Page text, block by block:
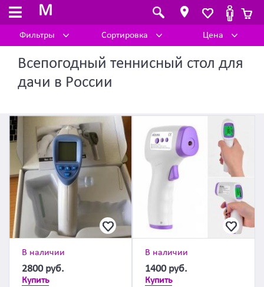
M
Фильтры Сортировка Цена
Всепогодный теннисный стол для
дачи в России
В наличии
2800 руб.
Купить
В наличии
1400 руб.
Купить